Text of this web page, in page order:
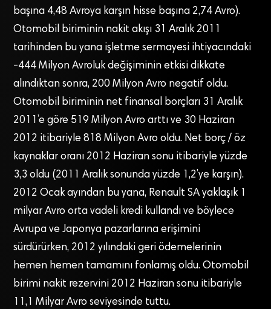
başına 4,48 Avroya karşın hisse başına 2,74 Avro).
Otomobil biriminin nakit akışı 31 Aralık 2011
tarihinden bu yana işletme sermayesi ihtiyacındaki
-444 Milyon Avroluk değişiminin etkisi dikkate
alındıktan sonra, 200 Milyon Avro negatif oldu.
Otomobil biriminin net finansal borçları 31 Aralık
2011’e göre 519 Milyon Avro arttı ve 30 Haziran
2012 itibariyle 818 Milyon Avro oldu. Net borç / öz
kaynaklar oranı 2012 Haziran sonu itibariyle yüzde
3,3 oldu (2011 Aralık sonunda yüzde 1,2’ye karşın).
2012 Ocak ayından bu yana, Renault SA yaklaşık 1
milyar Avro orta vadeli kredi kullandı ve böylece
Avrupa ve Japonya pazarlarına erişimini
sürdürürken, 2012 yılındaki geri ödemelerinin
hemen hemen tamamını fonlamış oldu. Otomobil
birimi nakit rezervini 2012 Haziran sonu itibariyle
11,1 Milyar Avro seviyesinde tuttu.